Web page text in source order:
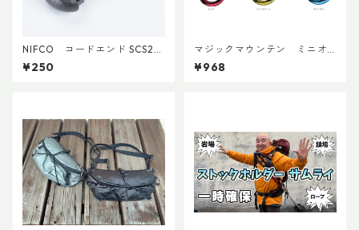
NIFCO コードエンド SCS2
(5個入り)
¥250
マジックマウンテン ミニオ
ーバルビナー
¥968